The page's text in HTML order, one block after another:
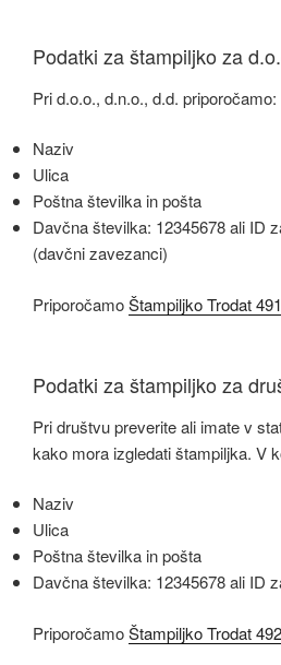
Podatki za štampiljko za
Pri d.o.o., d.n.o., d.d. priporočamo:
Naziv
Ulica
Poštna številka in pošta
Davčna številka: 12345678 ali ID
(davčni zavezanci)
PriporočamoŠtampiljko Trodat
Podatki za štampiljko za
Pri društvu preverite ali imate v
kako mora izgledati štampiljka. V
Naziv
Ulica
Poštna številka in pošta
Davčna številka: 12345678 ali ID
PriporočamoŠtampiljko Trodat